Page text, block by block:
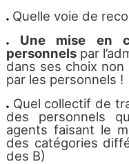
Quelle voie de
Une mise en
personnels par
dans ses choix non
par les personnels !
Quel collectif de
des personnels
agents faisant le
des catégories
des B)